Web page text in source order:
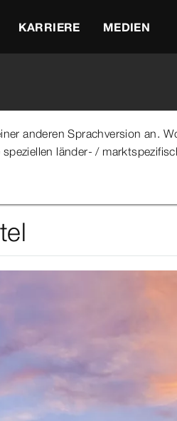
KARRIERE MEDIEN
anderen Sprachversion an.
länder- /
Playa Bonita Hotel